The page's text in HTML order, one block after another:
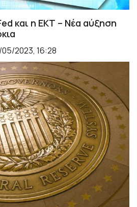
και η ΕΚΤ – Νέα αύξηση
2023, 16:28